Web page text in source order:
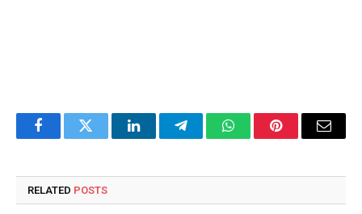
FacebookTwitter LinkedInTelegramWhatsAppPinterestEmail
RELATED POSTS